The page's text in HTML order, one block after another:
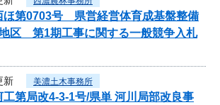
ほ第0703号 県営経営体育成基盤整備
区 第1期工事に関する一般競争入札
新 美濃土木事務所
工第局改4-3-1号/県単 河川局部改良事